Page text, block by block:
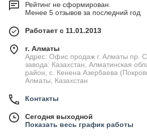
Рейтинг не сформирован
Менее 5 отзывов за последний год
Работает с 11.01.2013
г. Алматы
Адрес: Офис продаж г. Алматы пр.
завода: Казахстан, Алматинская
район, ​с. Кенена Азербаева
Алматы, Казахстан
Контакты
Сегодня выходной
Показать весь график работы